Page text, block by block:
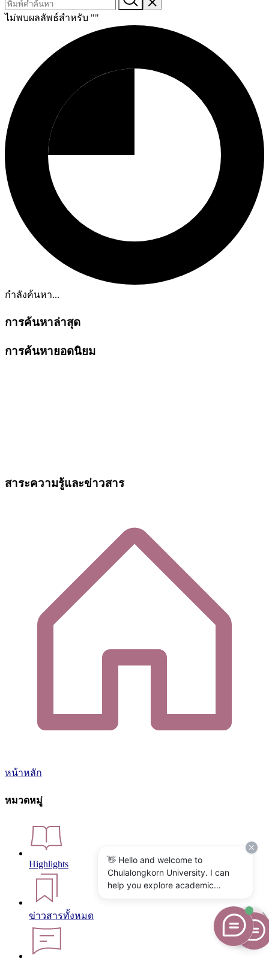
ไม่พบผลลัพธ์สำหรับ ""
กำลังค้นหา...
การค้นหาล่าสุด
การค้นหายอดนิยม
สาระความรู้และข่าวสาร
หน้าหลัก
หมวดหมู่
Highlights
ข่าวสารทั้งหมด
👋 Hello and welcome to
Chulalongkorn University. I can
help you explore academic